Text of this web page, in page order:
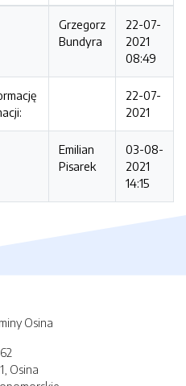
Grzegorz
Bundyra
22-07-
2021
08:49
22-07-
2021
Emilian
Pisarek
03-08-
2021
14:15
Osina
62
Osina